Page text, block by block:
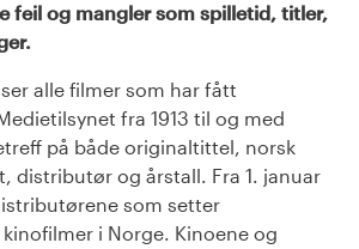
feil og mangler som spilletid, titler,
alle filmer som har fått
fra 1913 til og med
på både originaltittel, norsk
distributør og årstall. Fra 1. januar
som setter
i Norge. Kinoene og